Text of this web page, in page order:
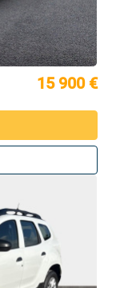
15 900 €